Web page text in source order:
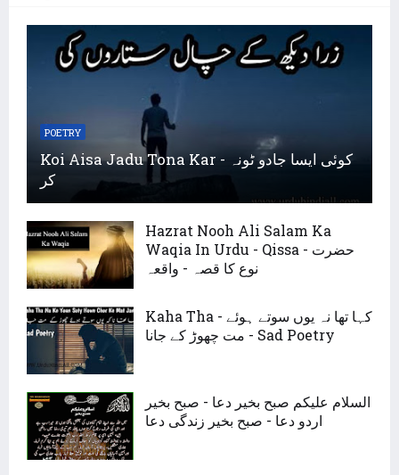
POETRY
Koi Aisa Jadu Tona Kar - کوئی ایسا جادو ٹونہ
کر
Hazrat Nooh Ali Salam Ka
Waqia In Urdu - Qissa - حضرت
نوع کا قصہ - واقعہ
Kaha Tha - کہا تھا نہ یوں سوتے ہوئے
مت چھوڑ کے جانا - Sad Poetry
السلام علیکم صبح بخیر دعا - صبح بخیر
اردو دعا - صبح بخیر زندگی دعا